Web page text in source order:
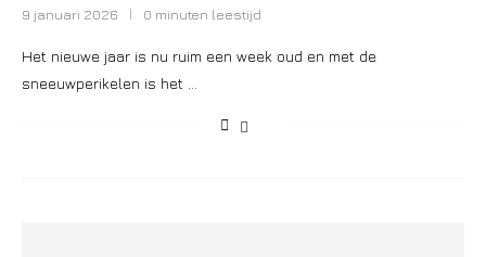
9 januari 2026 0 minuten leestijd
Het nieuwe jaar is nu ruim een week oud en met de
sneeuwperikelen is het …